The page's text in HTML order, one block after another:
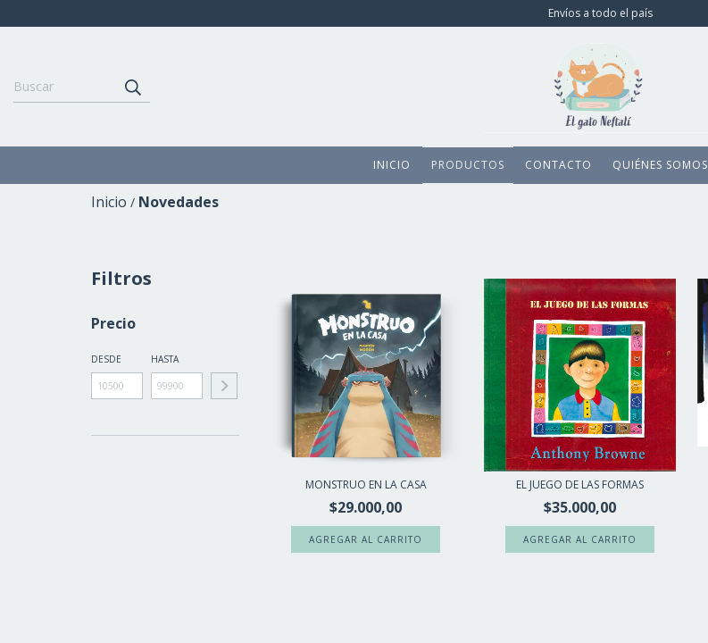
Envíos a todo el país
INICIO PRODUCTOS CONTACTO QUIÉNES SOMOS
Inicio / Novedades
Filtros
Precio
DESDE HASTA
MONSTRUO EN LA CASA
$29.000,00
EL JUEGO DE LAS FORMAS
$35.000,00